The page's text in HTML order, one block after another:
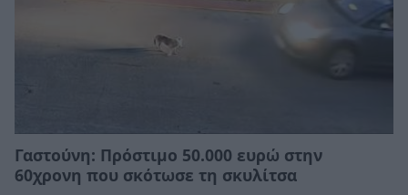
Γαστούνη: Πρόστιμο 50.000 ευρώ στην
60χρονη που σκότωσε τη σκυλίτσα